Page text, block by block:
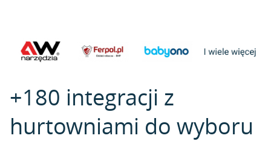
+180 integracji z
hurtowniami do wyboru